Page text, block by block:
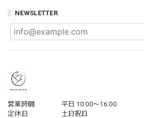
NEWSLETTER
営業時間
平日 10:00〜16:00
定休日
土日祝日